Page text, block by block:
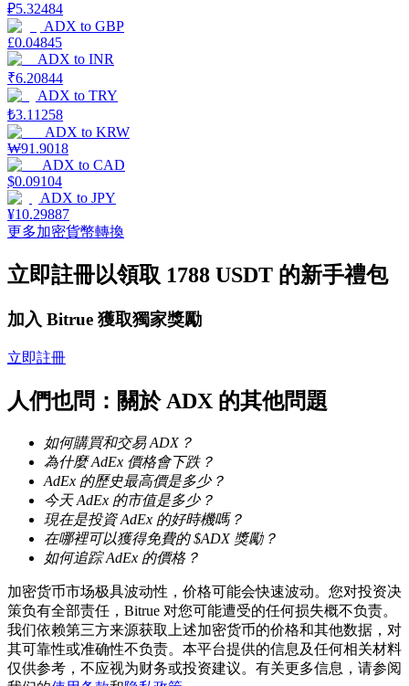
增值寶
使您的資產穩定增值
一鍵質押鎖定高收益
Launchpool
活期質押獲得熱門資產
₽5.32484
ADX to GBP
£0.04845
ADX to INR
₹6.20844
ADX to TRY
₺3.11258
ADX to KRW
₩91.9018
ADX to CAD
$0.09104
ADX to JPY
¥10.29887
更多加密貨幣轉換
立即註冊以領取 1788 USDT 的新手禮包
加入 Bitrue 獲取獨家獎勵
立即註冊
人們也問：關於 ADX 的其他問題
如何購買和交易 ADX？
為什麼 AdEx 價格會下跌？
AdEx 的歷史最高價是多少？
今天 AdEx 的市值是多少？
現在是投資 AdEx 的好時機嗎？
在哪裡可以獲得免費的 $ADX 獎勵？
如何追踪 AdEx 的價格？
加密货币市场极具波动性，价格可能会快速波动。您对投资决
策负有全部责任，Bitrue 对您可能遭受的任何损失概不负责。
我们依赖第三方来源获取上述加密货币的价格和其他数据，对
其可靠性或准确性不负责。本平台提供的信息及任何相关材料
仅供参考，不应视为财务或投资建议。有关更多信息，请参阅